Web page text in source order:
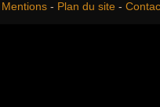
Mentions - Plan du site -